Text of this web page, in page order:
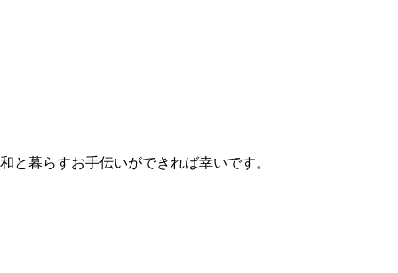
と暮らすお手伝いができれば幸いです。